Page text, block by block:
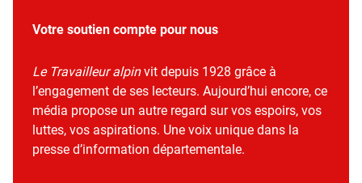
Votre soutien compte pour nous
Le Travailleur alpinvit depuis 1928 grâce à
l’engagement de ses lecteurs. Aujourd’hui encore, ce
média propose un autre regard sur vos espoirs, vos
luttes, vos aspirations. Une voix unique dans la
presse d’information départementale.